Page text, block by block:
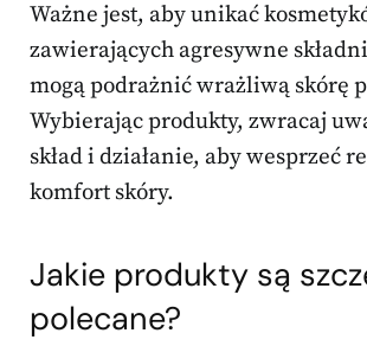
Ważne jest, aby unikać
zawierających agresywne
mogą podrażnić wrażliwą skórę
Wybierając produkty, zwracaj
skład i działanie, aby wesprzeć
komfort skóry.
Jakie produkty są
polecane?